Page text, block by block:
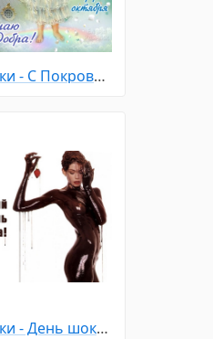
Праздники - С Покровом Пресвятой Богородицы
Праздники - День шоколада